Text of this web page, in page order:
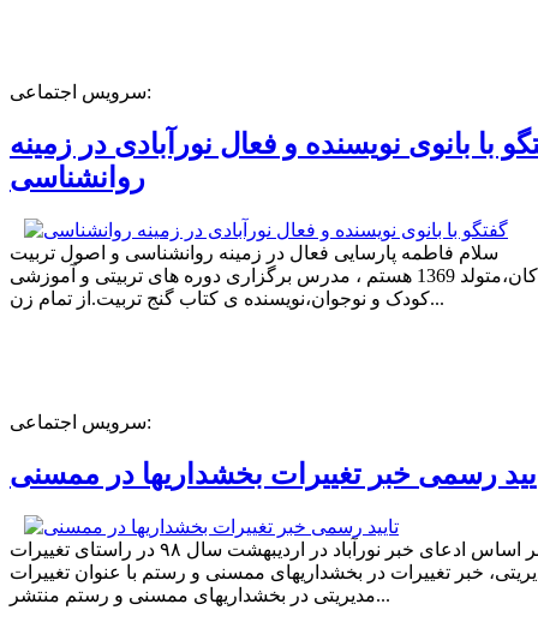
سرویس اجتماعی:
با بانوی نویسنده و فعال نورآبادی در زمینه
روانشناسی
سلام فاطمه پارسایی فعال در زمینه روانشناسی و اصول تربیت
کودکان،متولد 1369 هستم ، مدرس برگزاری دوره های تربیتی و آموزشی
کودک و نوجوان،نویسنده ی کتاب گنج تربیت.از تمام زن...
سرویس اجتماعی:
رسمی خبر تغییرات بخشداریها در ممسنی
بر اساس ادعای خبر نورآباد در اردیبهشت سال ۹۸ در راستای تغییرات
خبر تغییرات در بخشداریهای ممسنی و رستم با عنوان تغییرات
مدیریتی در بخشداریهای ممسنی و رستم منتشر...